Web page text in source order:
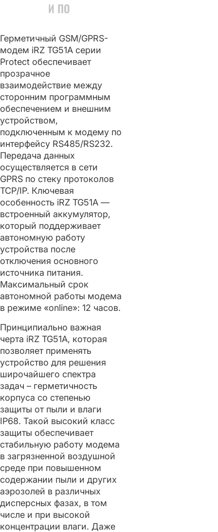
И ПО
Герметичный GSM/GPRS-
модем iRZ TG51A серии
Protect обеспечивает
прозрачное
взаимодействие между
сторонним программным
обеспечением и внешним
устройством,
подключенным к модему по
интерфейсу RS485/RS232.
Передача данных
осуществляется в сети
GPRS по стеку протоколов
TCP/IP. Ключевая
особенность iRZ TG51A —
встроенный аккумулятор,
который поддерживает
автономную работу
устройства после
отключения основного
источника питания.
Максимальный срок
автономной работы модема
в режиме «online»: 12 часов.
Принципиально важная
черта iRZ TG51A, которая
позволяет применять
устройство для решения
широчайшего спектра
задач – герметичность
корпуса со степенью
защиты от пыли и влаги
IP68. Такой высокий класс
защиты обеспечивает
стабильную работу модема
в загрязненной воздушной
среде при повышенном
содержании пыли и других
аэрозолей в различных
дисперсных фазах, в том
числе и при высокой
концентрации влаги. Даже